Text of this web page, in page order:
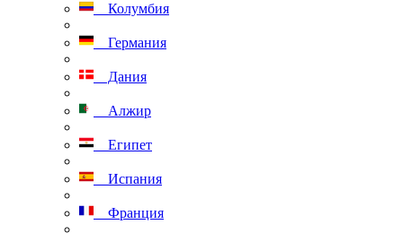
Колумбия
Германия
Дания
Алжир
Египет
Испания
Франция